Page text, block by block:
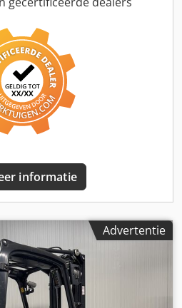
volledige
de volgende specificaties: *
2.000 kg * Hefhoogte:
mm * Bouwjaar: 1998
vorkheftruck met halfcabine, zeer
nieuw), duplexmast met
4e ventiel,
Inclusief onderhoud volgens
en een geldige UVV-keuring bij
zakelijke klanten. Tussentijdse
voorbehouden. Uw nieuwe
leveren met onze
(transportkosten op
en aanbiedingen vindt u op
informatie
Advertentie